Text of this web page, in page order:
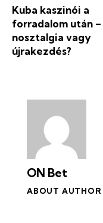
Kuba kaszinói a
forradalom után –
nosztalgia vagy
újrakezdés?
ON Bet
ABOUT AUTHOR